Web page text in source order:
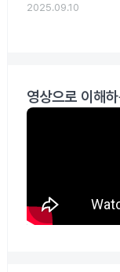
2025.09.10
영상으로 이해